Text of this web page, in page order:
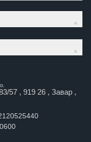
57 , 919 26 , Завар ,